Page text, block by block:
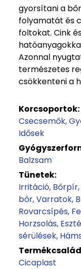
gyorsítani a
folyamatát és
foltokat. Cink
Azonnal
természetes
csökkenteni a
Korcsoportok:
Csecsemők
Idősek
Balzsam
Tünetek:
Irritáció Bőrpír
bőr Varratok
Rovarcsípés
Horzsolás
sérülések
Cicaplast